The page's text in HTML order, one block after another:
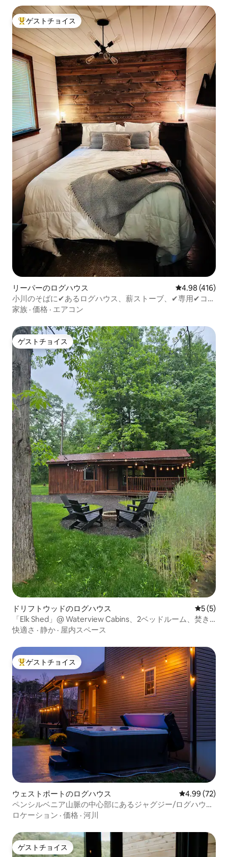
大好評のゲストチョイスです。
ゲストチョイス
リーパーのログハウス レビュー416
4.98 (416)
小川のそばに✔あるログハウス、薪ストーブ、✔専用✔コッ
ク、森
家族 · 価格 · エアコン
ゲストチョイス
ゲストチョイス
ドリフトウッドのログハウス レビュー
5 (5)
「Elk Shed」@ Waterview Cabins、2ベッドルーム、焚き
火台、池
快適さ · 静か · 屋内スペース
大好評のゲストチョイスです。
ゲストチョイス
ウェストポートのログハウス レビュー72
4.99 (72)
ペンシルベニア山脈の中心部にあるジャグジー/ログハウ
ス/エルク
ロケーション · 価格 · 河川
ゲストチョイス
ゲストチョイス